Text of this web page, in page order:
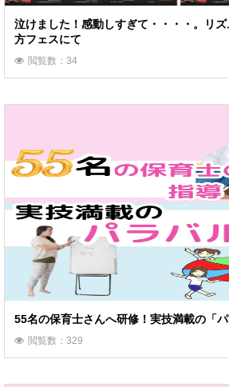
泣けました！感動しすぎて・・・・。リ
方フェスにて
閲覧数：34
55名の保育士さんへ研修！実技満載の「パ
閲覧数：329